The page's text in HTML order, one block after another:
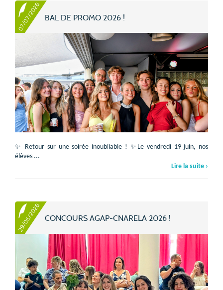
07/07/2026 BAL DE PROMO 2026 !
✨ Retour sur une soirée inoubliable ! ✨Le vendredi 19 juin, nos
élèves ...
Lire la suite ›
29/06/2026 CONCOURS AGAP-CNARELA 2026 !